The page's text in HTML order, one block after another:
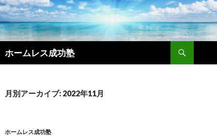
ホームレス成功塾
索
ン
キ
月別アーカイブ: 2022年11月
ホームレス成功塾